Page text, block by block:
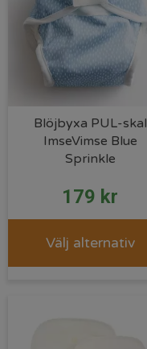
Blöjbyxa PUL-skal
ImseVimse Blue
Sprinkle
179 kr
Välj alternativ